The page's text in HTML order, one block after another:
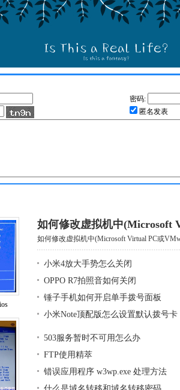
密码:
匿名发表
如何修改虚拟机中(Microsoft
如何修改虚拟机中(Microsoft Virtual PC或
小米4放大手势怎么关闭
OPPO R7拍照音如何关闭
锤子手机如何开启单手拨号面板
小米Note顶配版怎么设置默认拨号卡
503服务暂时不可用怎么办
FTP使用精萃
错误应用程序 w3wp.exe 处理方法